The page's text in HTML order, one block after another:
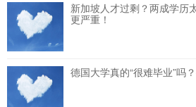
新加坡人才过剩？两成学历
更严重！
德国大学真的“很难毕业”